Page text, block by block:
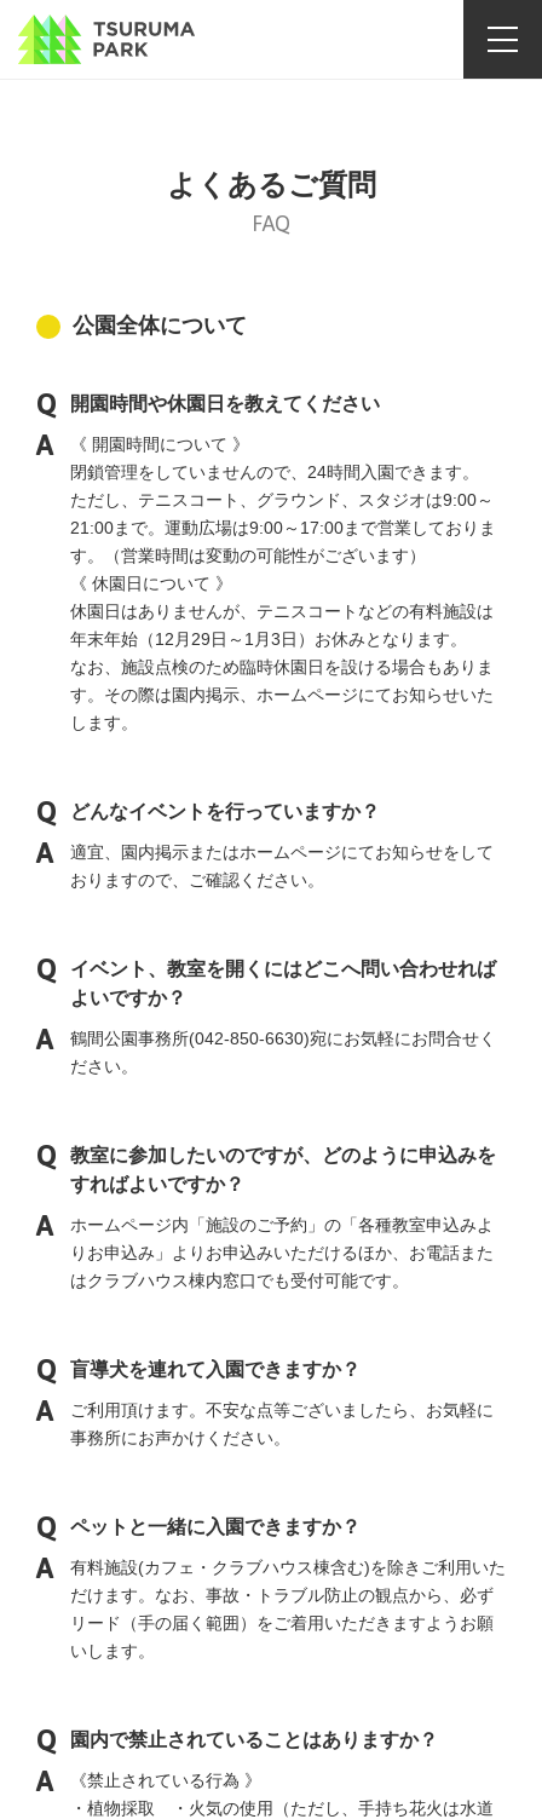
よくあるご質問
FAQ
公園全体について
開園時間や休園日を教えてください
《 開園時間について 》
閉鎖管理をしていませんので、24時間入園できます。
ただし、テニスコート、グラウンド、スタジオは9:00～
21:00まで。運動広場は9:00～17:00まで営業しておりま
す。（営業時間は変動の可能性がございます）
《 休園日について 》
休園日はありませんが、テニスコートなどの有料施設は
年末年始（12月29日～1月3日）お休みとなります。
なお、施設点検のため臨時休園日を設ける場合もありま
す。その際は園内掲示、ホームページにてお知らせいた
します。
どんなイベントを行っていますか？
適宜、園内掲示またはホームページにてお知らせをして
おりますので、ご確認ください。
イベント、教室を開くにはどこへ問い合わせれば
よいですか？
鶴間公園事務所(042-850-6630)宛にお気軽にお問合せく
ださい。
教室に参加したいのですが、どのように申込みを
すればよいですか？
ホームページ内「施設のご予約」の「各種教室申込みよ
りお申込み」よりお申込みいただけるほか、お電話また
はクラブハウス棟内窓口でも受付可能です。
盲導犬を連れて入園できますか？
ご利用頂けます。不安な点等ございましたら、お気軽に
事務所にお声かけください。
ペットと一緒に入園できますか？
有料施設(カフェ・クラブハウス棟含む)を除きご利用いた
だけます。なお、事故・トラブル防止の観点から、必ず
リード（手の届く範囲）をご着用いただきますようお願
いします。
園内で禁止されていることはありますか？
《禁止されている行為 》
・植物採取 ・火気の使用（ただし、手持ち花火は水道